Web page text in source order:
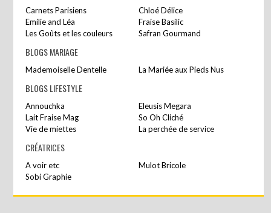
Carnets Parisiens
Chloé Délice
Emilie and Léa
Fraise Basilic
Les Goûts et les couleurs
Safran Gourmand
BLOGS MARIAGE
Mademoiselle Dentelle La Mariée aux Pieds Nus
BLOGS LIFESTYLE
Annouchka
Eleusis Megara
Lait Fraise Mag
So Oh Cliché
Vie de miettes
La perchée de service
CRÉATRICES
A voir etc
Mulot Bricole
Sobi Graphie